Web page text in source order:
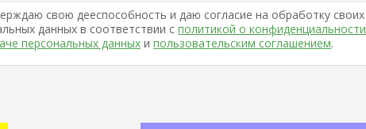
свою дееспособность и даю согласие на обработку своих
данных в соответствии сполитикой о конфиденциальности
персональных данных ипользовательским соглашением.